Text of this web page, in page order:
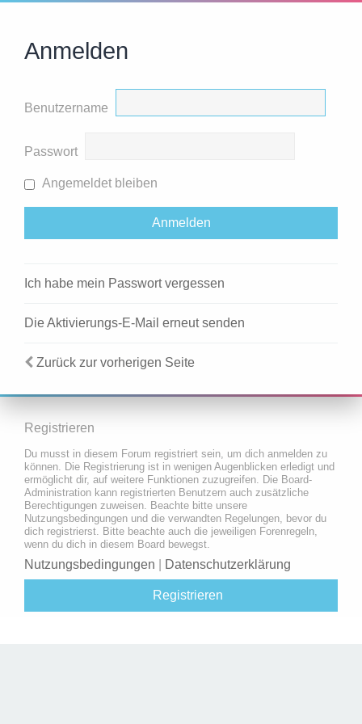
Anmelden
Benutzername
Passwort
Angemeldet bleiben
Ich habe mein Passwort vergessen
Die Aktivierungs-E-Mail erneut senden
Zurück zur vorherigen Seite
Registrieren
Du musst in diesem Forum registriert sein, um dich anmelden zu
können. Die Registrierung ist in wenigen Augenblicken erledigt und
ermöglicht dir, auf weitere Funktionen zuzugreifen. Die Board-
Administration kann registrierten Benutzern auch zusätzliche
Berechtigungen zuweisen. Beachte bitte unsere
Nutzungsbedingungen und die verwandten Regelungen, bevor du
dich registrierst. Bitte beachte auch die jeweiligen Forenregeln,
wenn du dich in diesem Board bewegst.
Nutzungsbedingungen Datenschutzerklärung
Registrieren